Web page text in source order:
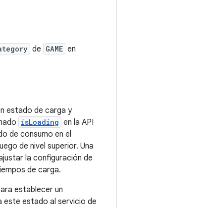
de GAME en
estado de carga y
isLoading en la API
de consumo en el
de nivel superior. Una
la configuración de
de carga.
establecer un
este estado al servicio de